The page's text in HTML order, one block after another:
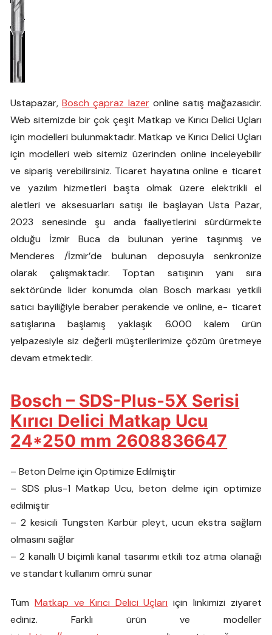
Ustapazar,Bosch çapraz lazeronline satış mağazasıdır.
Web sitemizde bir çok çeşit Matkap ve Kırıcı Delici Uçları
için modelleri bulunmaktadır. Matkap ve Kırıcı Delici Uçları
için modelleri web sitemiz üzerinden online inceleyebilir
ve sipariş verebilirsiniz. Ticaret hayatına online e ticaret
ve yazılım hizmetleri başta olmak üzere elektrikli el
aletleri ve aksesuarları satışı ile başlayan Usta Pazar,
2023 senesinde şu anda faaliyetlerini sürdürmekte
olduğu İzmir Buca da bulunan yerine taşınmış ve
Menderes /İzmir’de bulunan deposuyla senkronize
olarak çalışmaktadır. Toptan satışının yanı sıra
sektöründe lider konumda olan Bosch markası yetkili
satıcı bayiliğiyle beraber perakende ve online, e- ticaret
satışlarına başlamış yaklaşık 6.000 kalem ürün
yelpazesiyle siz değerli müşterilerimize çözüm üretmeye
devam etmektedir.
Bosch – SDS-Plus-5X Serisi
Kırıcı Delici Matkap Ucu
24*250 mm 2608836647
– Beton Delme için Optimize Edilmiştir
– SDS plus-1 Matkap Ucu, beton delme için optimize
edilmiştir
– 2 kesicili Tungsten Karbür pleyt, ucun ekstra sağlam
olmasını sağlar
– 2 kanallı U biçimli kanal tasarımı etkili toz atma olanağı
ve standart kullanım ömrü sunar
TümMatkap ve Kırıcı Delici Uçları için linkimizi ziyaret
ediniz. Farklı ürün ve modeller